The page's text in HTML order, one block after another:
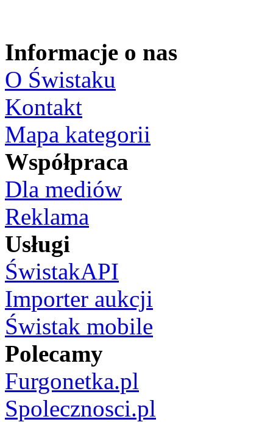
Informacje o nas
O Świstaku
Kontakt
Mapa kategorii
Współpraca
Dla mediów
Reklama
Usługi
ŚwistakAPI
Importer aukcji
Świstak mobile
Polecamy
Furgonetka.pl
Spolecznosci.pl